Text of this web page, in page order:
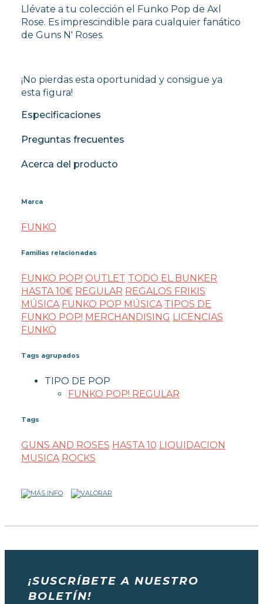
JUEGOS
OUTLET
Llévate a tu colección el Funko Pop de Axl
Rose. Es imprescindible para cualquier fanático
de Guns N' Roses.
¡No pierdas esta oportunidad y consigue ya
esta figura!
Especificaciones
Preguntas frecuentes
Acerca del producto
Marca
FUNKO
Familias relacionadas
FUNKO POP! OUTLET TODO EL BUNKER
HASTA 10€ REGULAR REGALOS FRIKIS
MÚSICA FUNKO POP MÚSICA TIPOS DE
FUNKO POP! MERCHANDISING LICENCIAS
FUNKO
Tags agrupados
TIPO DE POP
FUNKO POP! REGULAR
Tags
GUNS AND ROSES HASTA 10 LIQUIDACION
MUSICA ROCKS
¡SUSCRÍBETE A NUESTRO
BOLETÍN!